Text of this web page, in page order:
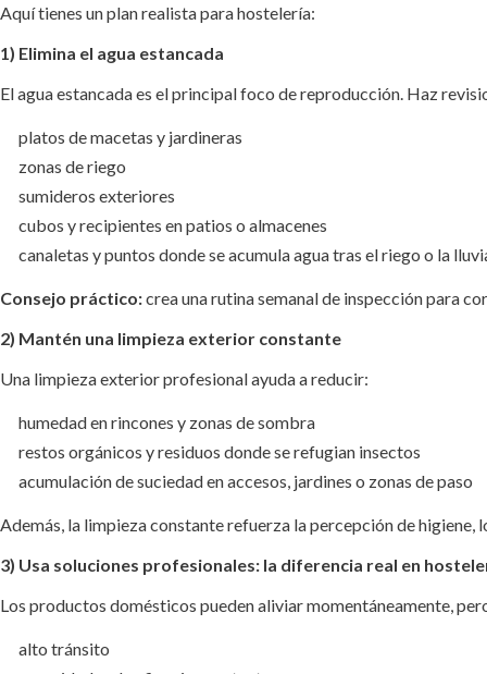
Aquí tienes un plan realista para hostelería:
1) Elimina el agua estancada
El agua estancada es el principal foco de reproducción. Haz
platos de macetas y jardineras
zonas de riego
sumideros exteriores
cubos y recipientes en patios o almacenes
canaletas y puntos donde se acumula agua tras el riego o la
Consejo práctico:crea una rutina semanal de inspección para
2) Mantén una limpieza exterior constante
Una limpieza exterior profesional ayuda a reducir:
humedad en rincones y zonas de sombra
restos orgánicos y residuos donde se refugian insectos
acumulación de suciedad en accesos, jardines o zonas de paso
Además, la limpieza constante refuerza la percepción de higiene,
3) Usa soluciones profesionales: la diferencia real en
Los productos domésticos pueden aliviar momentáneamente,
alto tránsito